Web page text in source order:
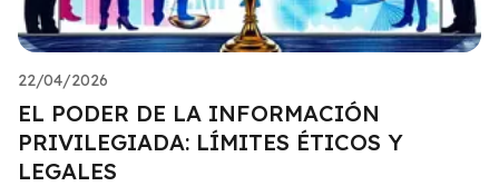
22/04/2026
EL PODER DE LA INFORMACIÓN
PRIVILEGIADA: LÍMITES ÉTICOS Y
LEGALES